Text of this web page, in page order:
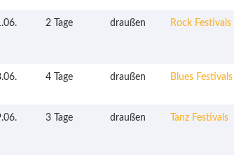
2 Tage draußen Rock Festivals
4 Tage draußen Blues Festivals
3 Tage draußen Tanz Festivals